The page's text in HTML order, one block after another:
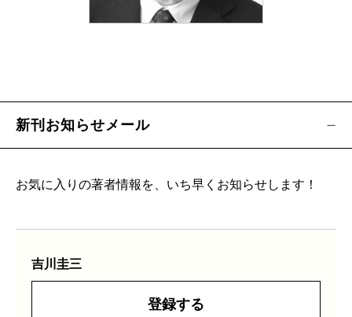
新刊お知らせメール
お気に入りの著者情報を、いち早くお知らせします！
吉川圭三
登録する